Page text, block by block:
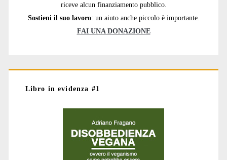
riceve alcun finanziamento pubblico.
Sostieni il suo lavoro: un aiuto anche piccolo è importante.
FAI UNA DONAZIONE
Libro in evidenza #1